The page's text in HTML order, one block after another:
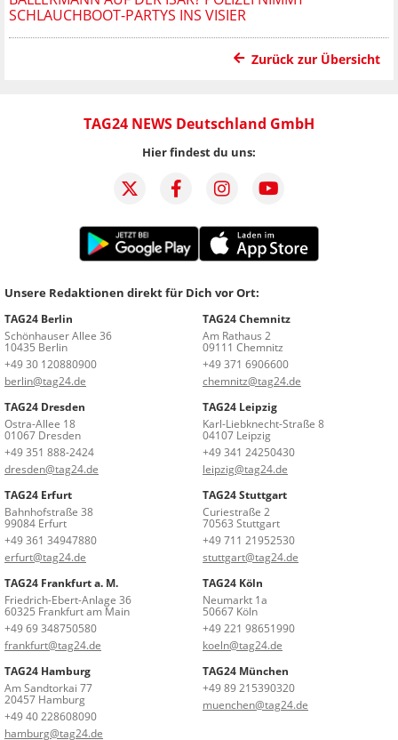
SCHLAUCHBOOT-PARTYS INS VISIER
Zurück zur Übersicht
TAG24 NEWS Deutschland GmbH
Hier findest du uns:
Unsere Redaktionen direkt für Dich vor Ort:
TAG24 Berlin
Schönhauser Allee 36
10435 Berlin
+49 30 120880900
berlin@tag24.de
TAG24 Chemnitz
Am Rathaus 2
09111 Chemnitz
+49 371 6906600
chemnitz@tag24.de
TAG24 Dresden
Ostra-Allee 18
01067 Dresden
+49 351 888-2424
dresden@tag24.de
TAG24 Leipzig
Karl-Liebknecht-Straße 8
04107 Leipzig
+49 341 24250430
leipzig@tag24.de
TAG24 Erfurt
Bahnhofstraße 38
99084 Erfurt
+49 361 34947880
erfurt@tag24.de
TAG24 Stuttgart
Curiestraße 2
70563 Stuttgart
+49 711 21952530
stuttgart@tag24.de
TAG24 Frankfurt a. M.
Friedrich-Ebert-Anlage 36
60325 Frankfurt am Main
+49 69 348750580
frankfurt@tag24.de
TAG24 Köln
Neumarkt 1a
50667 Köln
+49 221 98651990
koeln@tag24.de
TAG24 Hamburg
Am Sandtorkai 77
20457 Hamburg
+49 40 228608090
hamburg@tag24.de
TAG24 München
+49 89 215390320
muenchen@tag24.de